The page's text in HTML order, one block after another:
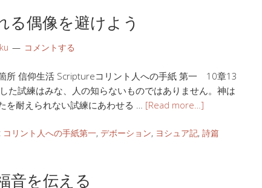
る偶像を避けよう
コメントする
所 信仰生活 Scriptureコリント人への手紙 第一 10章13
た試練はみな、人の知らないものではありません。神は
を耐えられない試練にあわせる … [Read more…]
コリント人への手紙第一, デボーション, ヨシュア記, 詩篇
音を伝える